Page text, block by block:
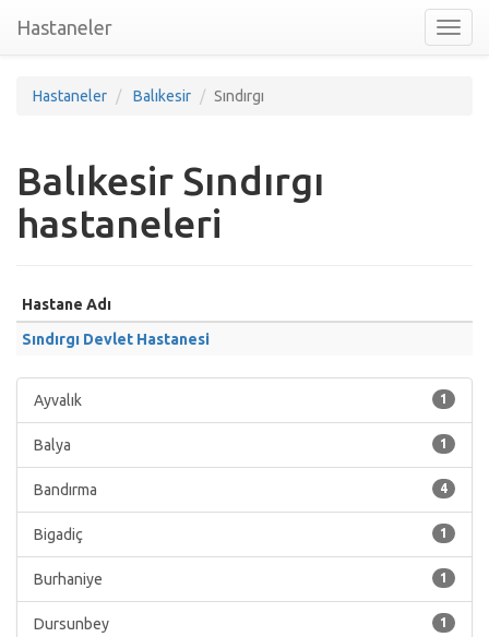
nav
Hastaneler
Hastaneler Balıkesir Sındırgı
Balıkesir Sındırgı
hastaneleri
Hastane Adı
Sındırgı Devlet Hastanesi
1
Ayvalık
1
Balya
4
Bandırma
1
Bigadiç
1
Burhaniye
1
Dursunbey